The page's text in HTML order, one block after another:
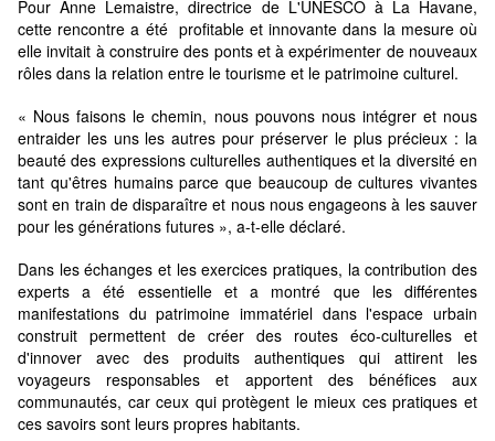
Pour Anne Lemaistre, directrice de L'UNESCO à La Havane,
cette rencontre a été profitable et innovante dans la mesure où
elle invitait à construire des ponts et à expérimenter de nouveaux
rôles dans la relation entre le tourisme et le patrimoine culturel.
« Nous faisons le chemin, nous pouvons nous intégrer et nous
entraider les uns les autres pour préserver le plus précieux : la
beauté des expressions culturelles authentiques et la diversité en
tant qu'êtres humains parce que beaucoup de cultures vivantes
sont en train de disparaître et nous nous engageons à les sauver
pour les générations futures », a-t-elle déclaré.
Dans les échanges et les exercices pratiques, la contribution des
experts a été essentielle et a montré que les différentes
manifestations du patrimoine immatériel dans l'espace urbain
construit permettent de créer des routes éco-culturelles et
d'innover avec des produits authentiques qui attirent les
voyageurs responsables et apportent des bénéfices aux
communautés, car ceux qui protègent le mieux ces pratiques et
ces savoirs sont leurs propres habitants.